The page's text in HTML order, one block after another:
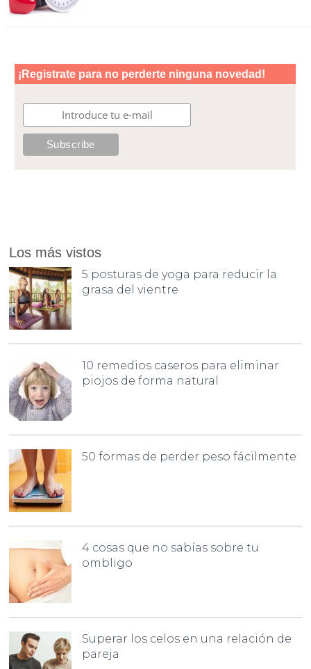
Los más vistos
5 posturas de yoga para reducir la
grasa del vientre
10 remedios caseros para eliminar
piojos de forma natural
50 formas de perder peso fácilmente
4 cosas que no sabías sobre tu
ombligo
Superar los celos en una relación de
pareja